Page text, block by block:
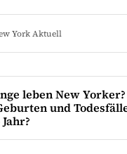
York Aktuell
leben New
und